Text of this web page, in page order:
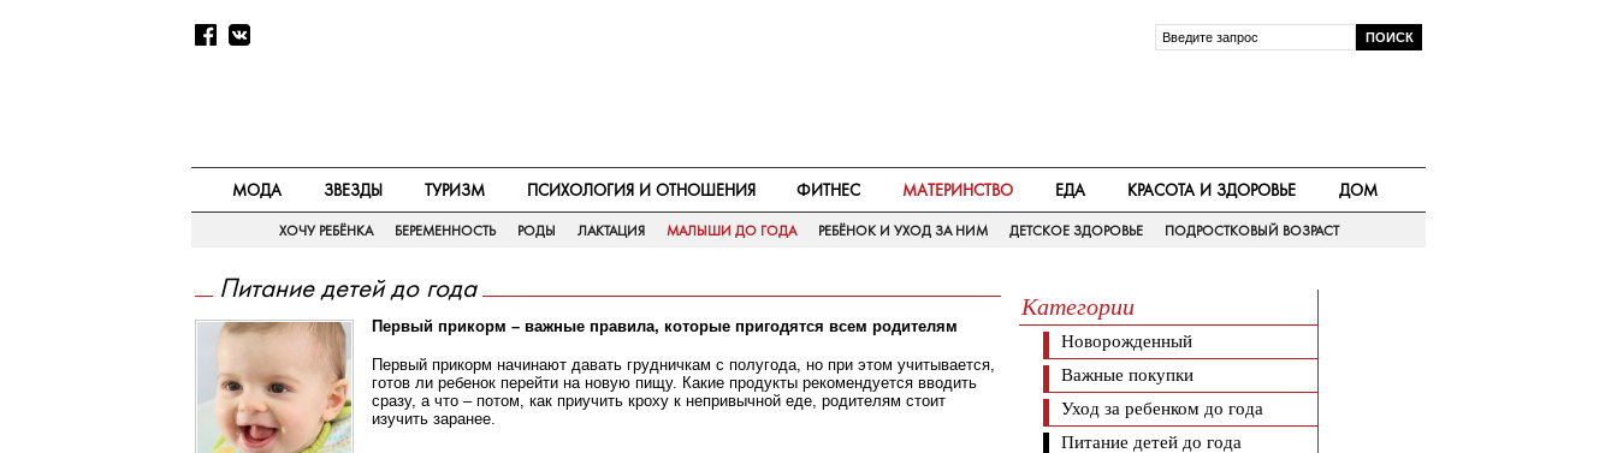
МОДА ЗВЕЗДЫ ТУРИЗМ ПСИХОЛОГИЯ И ОТНОШЕНИЯ ФИТНЕС МАТЕРИНСТВО ЕДА КРАСОТА И ЗДОРОВЬЕ ДОМ
ХОЧУ РЕБЁНКА БЕРЕМЕННОСТЬ РОДЫ ЛАКТАЦИЯ МАЛЫШИ ДО ГОДА РЕБЁНОК И УХОД ЗА НИМ ДЕТСКОЕ ЗДОРОВЬЕ ПОДРОСТКОВЫЙ ВОЗРАСТ
Питание детей до года
Первый прикорм – важные правила, которые пригодятся всем родителям
Первый прикорм начинают давать грудничкам с полугода, но при этом учитывается,
готов ли ребенок перейти на новую пищу. Какие продукты рекомендуется вводить
сразу, а что – потом, как приучить кроху к непривычной еде, родителям стоит
изучить заранее.
Категории
Новорожденный
Важные покупки
Уход за ребенком до года
Питание детей до года